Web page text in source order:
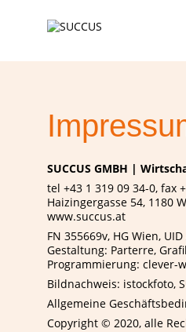
SUCCUS GMBH |
tel +43 1 319 09 34-0, fax
Haizingergasse 54, 1180
www.succus.at
FN 355669v, HG Wien,
Gestaltung: Parterre,
Programmierung: clever-
Bildnachweis: istockfoto,
Allgemeine
Copyright © 2020, alle